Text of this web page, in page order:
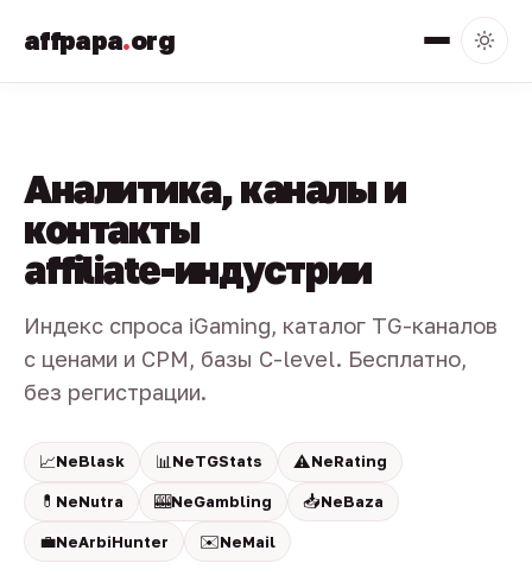
affpapa.org
Аналитика, каналы и
контакты
affiliate-индустрии
Индекс спроса iGaming, каталог TG-каналов
с ценами и CPM, базы C-level. Бесплатно,
без регистрации.
📈NeBlask 📊 NeTGStats ⚠️NeRating
💊 NeNutra 🎰NeGambling 📥NeBaza
💼NeArbiHunter ✉️NeMail